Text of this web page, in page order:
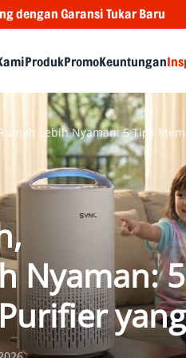
Dari A sampai Z,
Produk PromoKeuntungan
Lebih Nyaman: 5 Tips
Nyaman: